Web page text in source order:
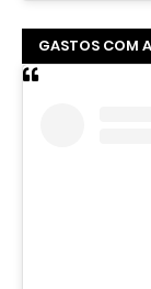
GASTOS COM